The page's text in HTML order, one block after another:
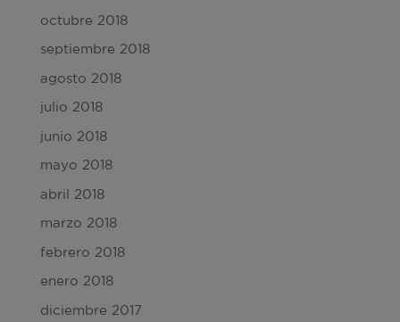
octubre 2018
septiembre 2018
agosto 2018
julio 2018
junio 2018
mayo 2018
abril 2018
marzo 2018
febrero 2018
enero 2018
diciembre 2017